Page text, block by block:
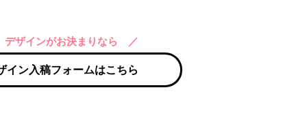
ザインがお決まりなら ／
イン入稿フォームはこちら